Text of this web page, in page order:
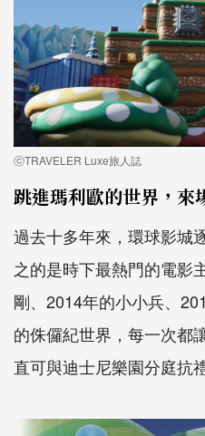
ⓒTRAVELER Luxe旅人誌
跳進瑪利歐的世界，來
過去十多年來，環球影城
之的是時下最熱門的電影
剛、2014年的小小兵、
的侏儸紀世界，每一次都
直可與迪士尼樂園分庭抗禮